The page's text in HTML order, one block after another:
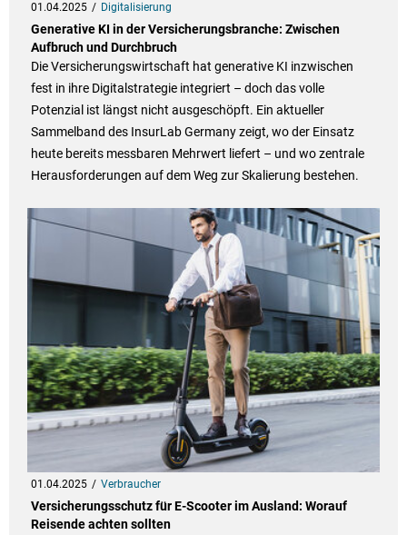
01.04.2025 Digitalisierung
Generative KI in der Versicherungsbranche: Zwischen
Aufbruch und Durchbruch
Die Versicherungswirtschaft hat generative KI inzwischen
fest in ihre Digitalstrategie integriert – doch das volle
Potenzial ist längst nicht ausgeschöpft. Ein aktueller
Sammelband des InsurLab Germany zeigt, wo der Einsatz
heute bereits messbaren Mehrwert liefert – und wo zentrale
Herausforderungen auf dem Weg zur Skalierung bestehen.
01.04.2025 Verbraucher
Versicherungsschutz für E-Scooter im Ausland: Worauf
Reisende achten sollten